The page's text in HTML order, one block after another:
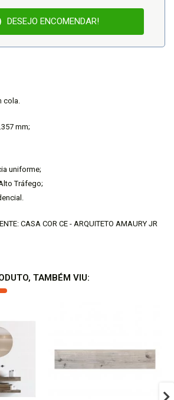
DESEJO ENCOMENDAR!
cola.
mm;
uniforme;
Tráfego;
CASA COR CE - ARQUITETO AMAURY JR
TAMBÉM VIU: